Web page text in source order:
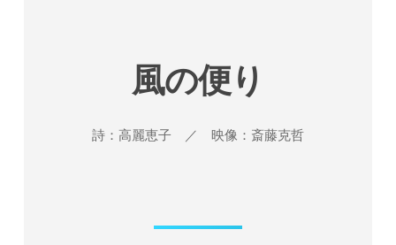
風の便り
詩：高麗恵子 ／ 映像：斎藤克哲